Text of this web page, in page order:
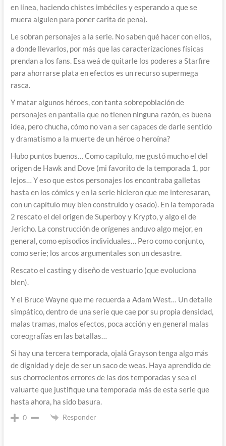
en línea, haciendo chistes imbéciles y esperando a que se
muera alguien para poner carita de pena).
Le sobran personajes a la serie. No saben qué hacer con ellos,
a donde llevarlos, por más que las caracterizaciones físicas
prendan a los fans. Esa weá de quitarle los poderes a Starfire
para ahorrarse plata en efectos es un recurso supermega
rasca.
Y matar algunos héroes, con tanta sobrepoblación de
personajes en pantalla que no tienen ninguna razón, es buena
idea, pero chucha, cómo no van a ser capaces de darle sentido
y dramatismo a la muerte de un héroe o heroína?
Hubo puntos buenos… Como capítulo, me gustó mucho el del
origen de Hawk and Dove (mi favorito de la temporada 1, por
lejos… Y eso que estos personajes los encontraba galletas
hasta en los cómics y en la serie hicieron que me interesaran,
con un capítulo muy bien construido y osado). En la temporada
2 rescato el del origen de Superboy y Krypto, y algo el de
Jericho. La construcción de orígenes anduvo algo mejor, en
general, como episodios individuales… Pero como conjunto,
como serie; los arcos argumentales son un desastre.
Rescato el casting y diseño de vestuario (que evoluciona
bien).
Y el Bruce Wayne que me recuerda a Adam West… Un detalle
simpático, dentro de una serie que cae por su propia densidad,
malas tramas, malos efectos, poca acción y en general malas
coreografías en las batallas…
Si hay una tercera temporada, ojalá Grayson tenga algo más
de dignidad y deje de ser un saco de weas. Haya aprendido de
sus chorrocientos errores de las dos temporadas y sea el
valuarte que justifique una temporada más de esta serie que
hasta ahora, ha sido basura.
0 Responder